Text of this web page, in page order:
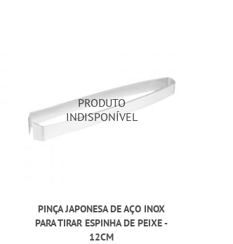
PINÇA JAPONESA DE AÇO INOX
PARA TIRAR ESPINHA DE PEIXE -
12CM